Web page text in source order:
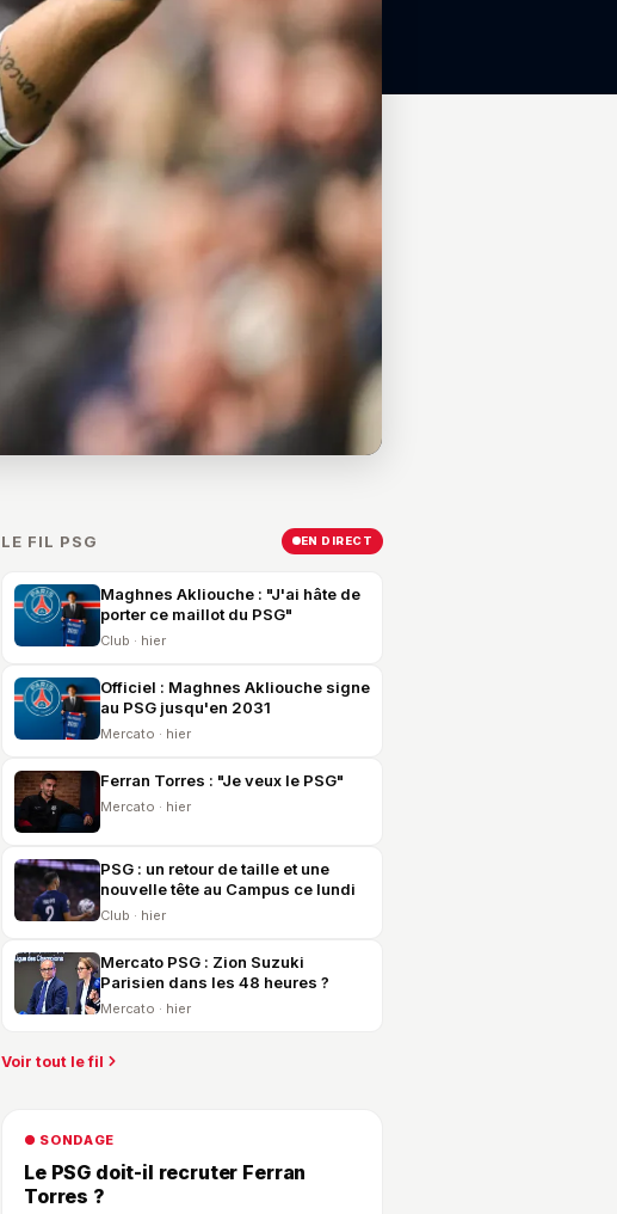
LE FIL PSG EN DIRECT
Maghnes Akliouche : "J'ai hâte de
porter ce maillot du PSG"
Club · hier
Officiel : Maghnes Akliouche signe
au PSG jusqu'en 2031
Mercato · hier
Ferran Torres : "Je veux le PSG"
Mercato · hier
PSG : un retour de taille et une
nouvelle tête au Campus ce lundi
Club · hier
Mercato PSG : Zion Suzuki
Parisien dans les 48 heures ?
Mercato · hier
Voir tout le fil
● SONDAGE
Le PSG doit-il recruter Ferran
Torres ?